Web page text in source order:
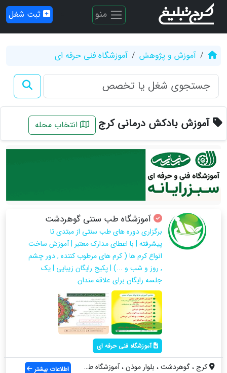
منو ثبت شغل
آموزش و پژوهش آموزشگاه فنی حرفه ای
آموزش بادکش درمانی کرج انتخاب محله
آموزشگاه طب سنتی گوهردشت
برگزاری دوره های طب سنتی از مبتدی تا
پیشرفته | با اعطای مدارک معتبر | آموزش ساخت
انواع کرم ها ( کرم های مرطوب کننده , دور چشم
, روز و شب و ...) | پکیج رایگان زیبایی | یک
جلسه رایگان برای علاقه مندان
آموزشگاه فنی حرفه ای
کرج ، گوهردشت ، بلوار موذن ، آموزشگاه طب... اطلاعات بیشتر